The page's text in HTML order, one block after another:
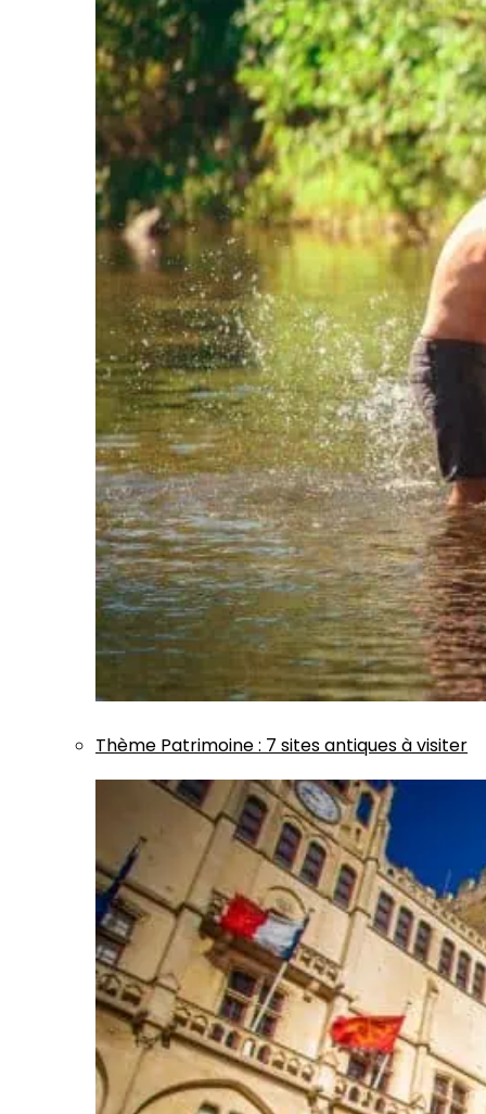
Thème Patrimoine: 7 sites antiques à visiter